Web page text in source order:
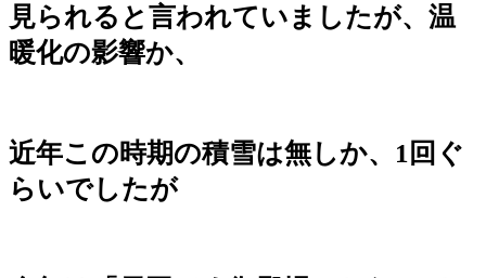
見られると言われていましたが、温
暖化の影響か、
近年この時期の積雪は無しか、1回ぐ
らいでしたが